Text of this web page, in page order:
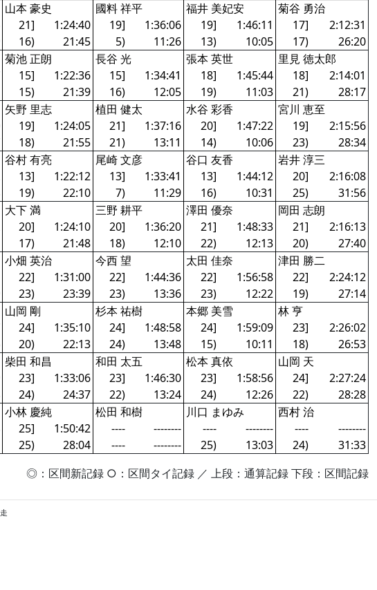
山本 豪史 國料 祥平 福井 美妃安
菊谷 勇治
21] 1:24:40 19] 1:36:06 19] 1:46:11 17]
2:12:31
16) 21:45 5) 11:26 13) 10:05 17) 26:20
菊池 正朗 長谷 光 張本 英世
里見 徳太郎
15] 1:22:36 15] 1:34:41 18] 1:45:44 18]
2:14:01
15) 21:39 16) 12:05 19) 11:03 21) 28:17
矢野 里志 植田 健太 水谷 彩香
宮川 恵至
19] 1:24:05 21] 1:37:16 20] 1:47:22 19]
2:15:56
18) 21:55 21) 13:11 14) 10:06 23) 28:34
谷村 有亮 尾崎 文彦 谷口 友香
岩井 淳三
13] 1:22:12 13] 1:33:41 13] 1:44:12 20]
2:16:08
19) 22:10 7) 11:29 16) 10:31 25) 31:56
大下 満 三野 耕平 澤田 優奈
岡田 志朗
20] 1:24:10 20] 1:36:20 21] 1:48:33 21]
2:16:13
17) 21:48 18) 12:10 22) 12:13 20) 27:40
小畑 英治 今西 望 太田 佳奈
津田 勝二
22] 1:31:00 22] 1:44:36 22] 1:56:58 22]
2:24:12
23) 23:39 23) 13:36 23) 12:22 19) 27:14
山岡 剛 杉本 祐樹 本郷 美雪
林 亨
24] 1:35:10 24] 1:48:58 24] 1:59:09 23]
2:26:02
20) 22:13 24) 13:48 15) 10:11 18) 26:53
柴田 和昌 和田 太五 松本 真依
山岡 天
23] 1:33:06 23] 1:46:30 23] 1:58:56 24]
2:27:24
24) 24:37 22) 13:24 24) 12:26 22) 28:28
小林 慶純 松田 和樹 川口 まゆみ
西村 治
25] 1:50:42 ---- -------- ---- -------- ----
--------
25) 28:04 ---- -------- 25) 13:03 24)
31:33
◎：区間新記録 ○：区間タイ記録 ／ 上段：通算記録 下段：区間記録